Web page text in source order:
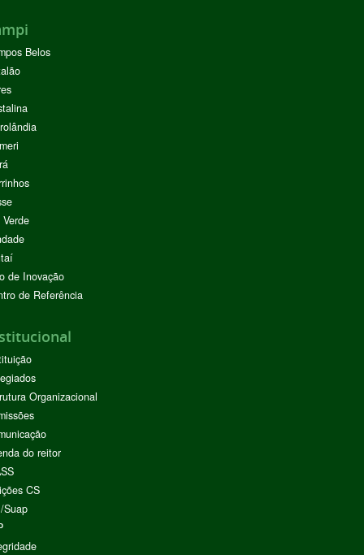
Belos
de Inovação
de Referência
Organizacional
do reitor
CS
Suap